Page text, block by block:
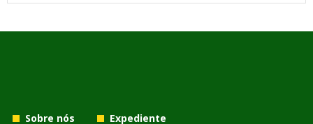
Sobre nós Expediente